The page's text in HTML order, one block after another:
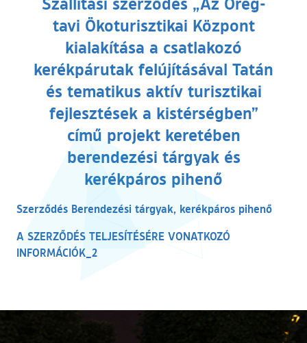
tavi Ökoturisztikai Központ
kialakítása a csatlakozó
kerékpárutak felújításával Tatán
és tematikus aktív turisztikai
fejlesztések a kistérségben”
című projekt keretében
berendezési tárgyak és
kerékpáros pihenő
Szerződés Berendezési tárgyak, kerékpáros pihenő(külső
A SZERZŐDÉS TELJESÍTÉSÉRE VONATKOZÓ
INFORMÁCIÓK_2(külső hivatkozás)